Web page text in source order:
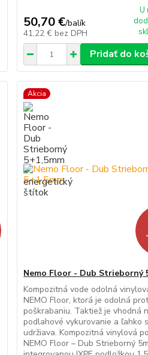
50,70 €/balík
41,22 € bez DPH
U
Pridať do
Akcia
Nemo Floor - Dub Strieborný
Kompozitná vode odolná
NEMO Floor, ktorá je odolná
poškrabaniu. Taktiež je vhodná
podlahové vykurovanie a ľahko
udržiava. Kompozitná vinylová
NEMO Floor – Dub Strieborný